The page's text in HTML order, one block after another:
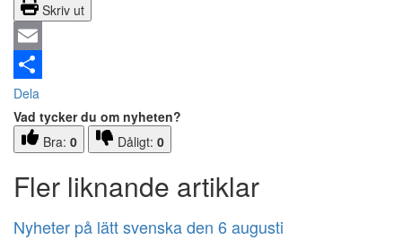
Skriv ut
Email
Dela
Vad tycker du om nyheten?
Bra: 0 Dåligt: 0
Fler liknande artiklar
Nyheter på lätt svenska den 6 augusti